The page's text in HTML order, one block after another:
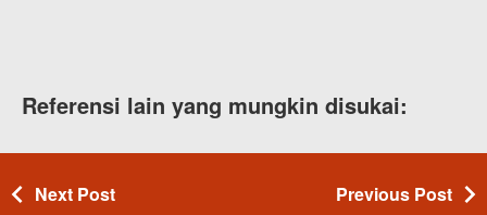
Referensi lain yang mungkin disukai:
Next Post Previous Post